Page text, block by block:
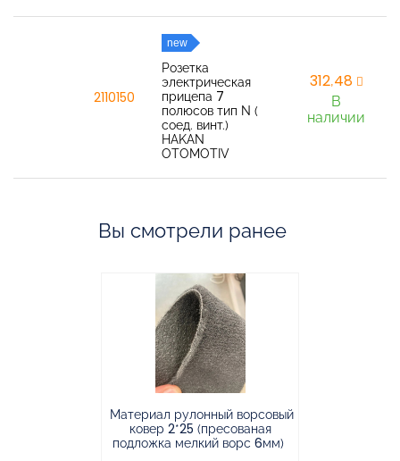
2110150
new
Розетка
электрическая
прицепа 7
полюсов тип N (
соед. винт.)
HAKAN
OTOMOTIV
312,48
В
наличии
Вы смотрели ранее
Материал рулонный ворсовый
ковер 2*25 (пресованая
подложка мелкий ворс 6мм)